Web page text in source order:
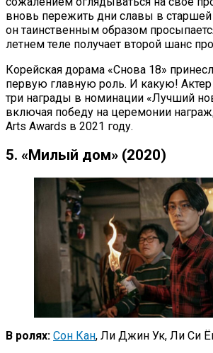
вновь пережить дни славы в
он таинственным образом
летнем теле получает второй шанс
Корейская дорама «Снова 18»
первую главную роль. И какую!
три награды в номинации «Лучший
включая победу на церемонии
Arts Awards в 2021 году.
5. «Милый дом» (2020)
В ролях: Сон Кан, Ли Джин Ук, Ли Си